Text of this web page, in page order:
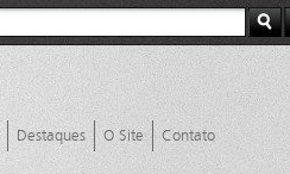
Destaques O Site Contato